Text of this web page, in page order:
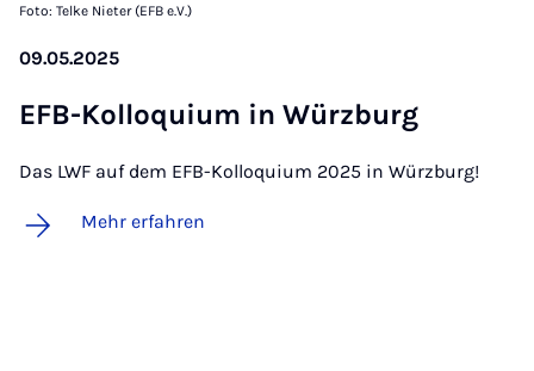
Foto: Telke Nieter (EFB e.V.)
09.05.2025
EFB-Kol­lo­qui­um in Würz­burg
Das LWF auf dem EFB-Kolloquium 2025 in Würzburg!
Mehr erfahren